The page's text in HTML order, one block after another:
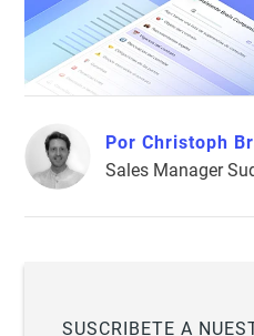
Por Christoph
Sales Manager
SUSCRIBETE A